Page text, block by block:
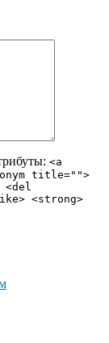
<a
title="">
<del
<strong>